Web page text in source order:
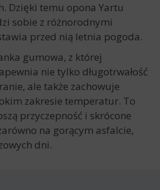
Dzięki temu opona Yartu
sobie z różnorodnymi
przed nią letnia pogoda.
gumowa, z której
nie tylko długotrwałość
ale także zachowuje
zakresie temperatur. To
przyczepność i skrócone
na gorącym asfalcie,
dni.